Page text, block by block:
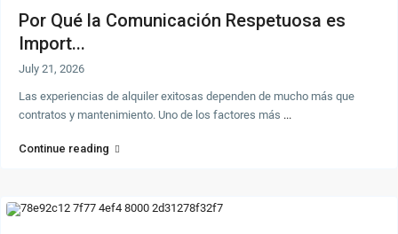
Por Qué la Comunicación Respetuosa es
Import...
July 21, 2026
Las experiencias de alquiler exitosas dependen de mucho más que
contratos y mantenimiento. Uno de los factores más ...
Continue reading